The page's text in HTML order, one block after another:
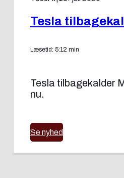
Tesla
Læsetid: 5:12 min
Tesla tilbagekalder
nu.
Se nyhed